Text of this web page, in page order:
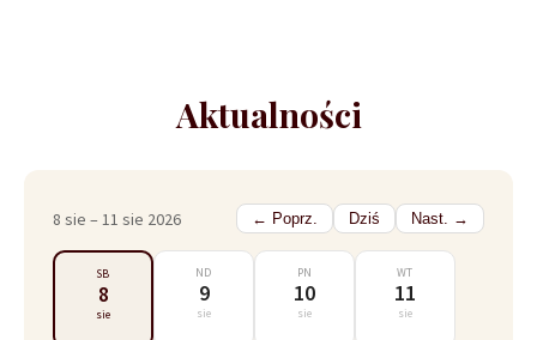
Aktualności
8 sie – 11 sie 2026 ← Poprz. Dziś Nast. →
SB
8
sie
ND
9
sie
PN
10
sie
WT
11
sie